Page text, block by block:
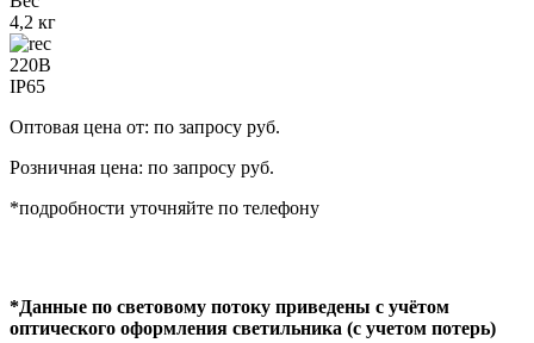
4,2 кг
220В
IP65
Оптовая цена от: по запросу руб.
Розничная цена: по запросу руб.
*подробности уточняйте по телефону
*Данные по световому потоку приведены с учётом
оптического оформления светильника (с учетом потерь)